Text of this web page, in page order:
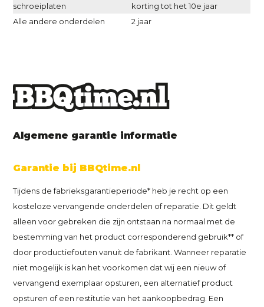
schroeiplaten
korting tot het 10e jaar
Alle andere onderdelen
2 jaar
Algemene garantie informatie
Garantie bij BBQtime.nl
Tijdens de fabrieksgarantieperiode* heb je recht op een
kosteloze vervangende onderdelen of reparatie. Dit geldt
alleen voor gebreken die zijn ontstaan na normaal met de
bestemming van het product corresponderend gebruik** of
door productiefouten vanuit de fabrikant. Wanneer reparatie
niet mogelijk is kan het voorkomen dat wij een nieuw of
vervangend exemplaar opsturen, een alternatief product
opsturen of een restitutie van het aankoopbedrag. Een